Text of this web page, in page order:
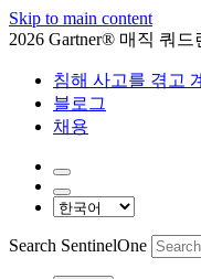
Skip to main content
2026 Gartner® 매직 쿼
침해 사고를 겪고
블로그
채용
Search SentinelOne